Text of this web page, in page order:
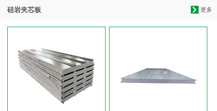
更多
硅岩夹芯板